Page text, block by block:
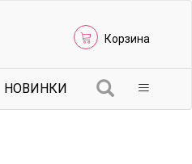
Корзина
НОВИНКИ